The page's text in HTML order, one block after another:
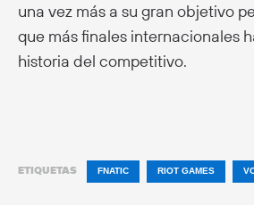
una vez más a su gran objetivo
que más finales internacionales
historia del competitivo.
ETIQUETAS FNATIC RIOT GAMES